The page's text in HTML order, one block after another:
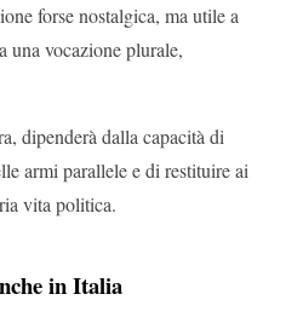
forse nostalgica, ma utile a
una vocazione plurale,
dipenderà dalla capacità di
armi parallele e di restituire ai
vita politica.
in Italia